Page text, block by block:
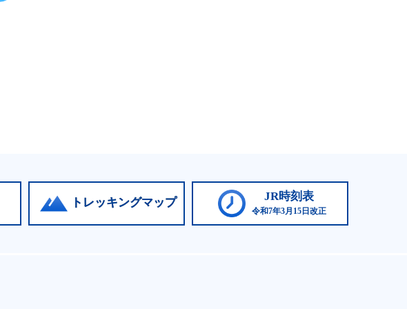
トレッキングマップ JR時刻表
令和7年3月15日改正